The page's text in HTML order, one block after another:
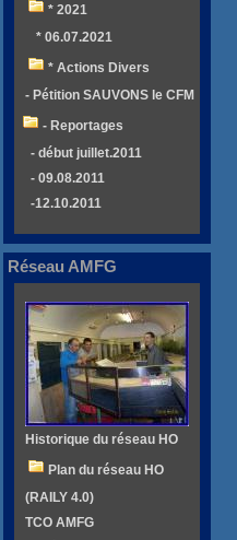
* 2021
* 06.07.2021
* Actions Divers
- Pétition SAUVONS le CFM
- Reportages
- début juillet.2011
- 09.08.2011
-12.10.2011
Réseau AMFG
Historique du réseau HO
Plan du réseau HO
(RAILY 4.0)
TCO AMFG